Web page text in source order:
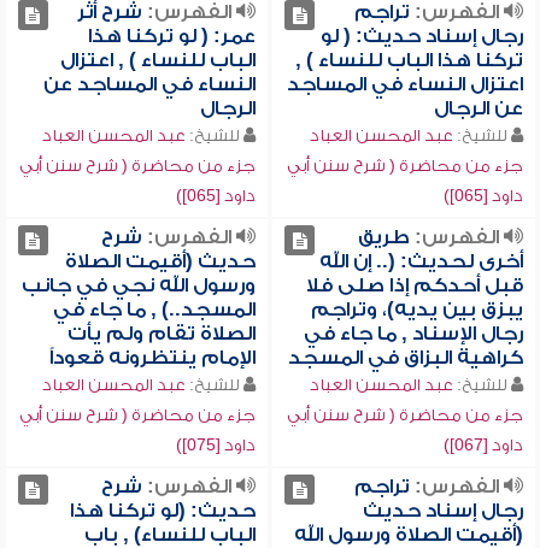
الفهرس: تراجم
رجال إسناد حديث: ( لو
تركنا هذا الباب للنساء ) ,
اعتزال النساء في المساجد
عن الرجال
للشيخ: عبد المحسن العباد
جزء من محاضرة ( شرح سنن أبي
داود [065])
الفهرس: شرح أثر
عمر: ( لو تركنا هذا
الباب للنساء ) , اعتزال
النساء في المساجد عن
الرجال
للشيخ: عبد المحسن العباد
جزء من محاضرة ( شرح سنن أبي
داود [065])
الفهرس: طريق
أخرى لحديث: (.. إن الله
قبل أحدكم إذا صلى فلا
يبزق بين يديه)، وتراجم
رجال الإسناد , ما جاء في
كراهية البزاق في المسجد
للشيخ: عبد المحسن العباد
جزء من محاضرة ( شرح سنن أبي
داود [067])
الفهرس: شرح
حديث (أقيمت الصلاة
ورسول الله نجي في جانب
المسجد..) , ما جاء في
الصلاة تقام ولم يأت
الإمام ينتظرونه قعوداً
للشيخ: عبد المحسن العباد
جزء من محاضرة ( شرح سنن أبي
داود [075])
الفهرس: تراجم
رجال إسناد حديث
(أقيمت الصلاة ورسول الله
الفهرس: شرح
حديث: (لو تركنا هذا
الباب للنساء) , باب